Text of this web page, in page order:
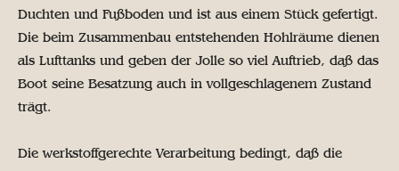
Duchten und Fußboden und ist aus einem Stück gefertigt.
Die beim Zusammenbau entstehenden Hohlräume dienen
als Lufttanks und geben der Jolle so viel Auftrieb, daß das
Boot seine Besatzung auch in vollgeschlagenem Zustand
trägt.
Die werkstoffgerechte Verarbeitung bedingt, daß die